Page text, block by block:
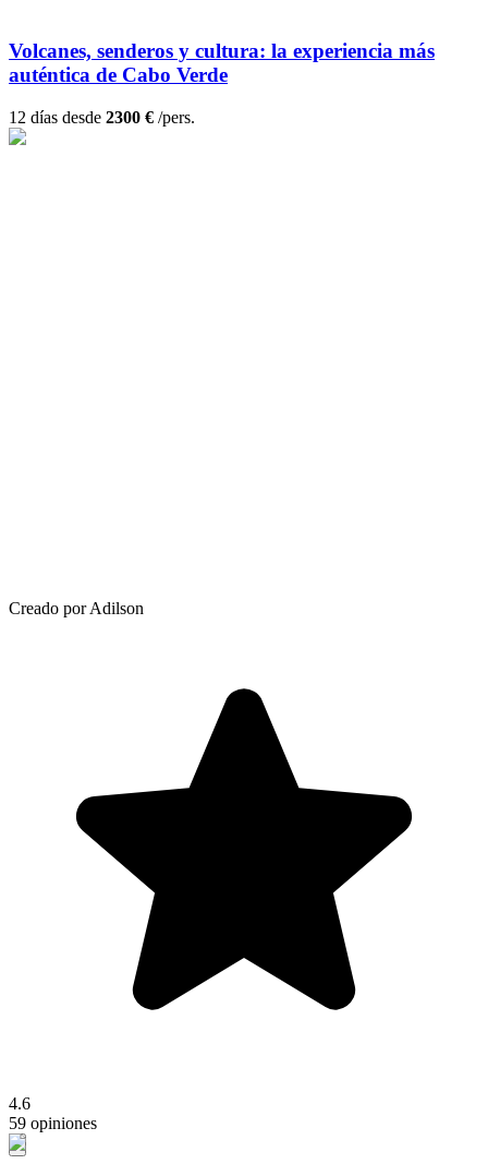
Volcanes, senderos y cultura: la experiencia más
auténtica de Cabo Verde
12 días desde 2300 € /pers.
Creado por Adilson
4.6
59 opiniones